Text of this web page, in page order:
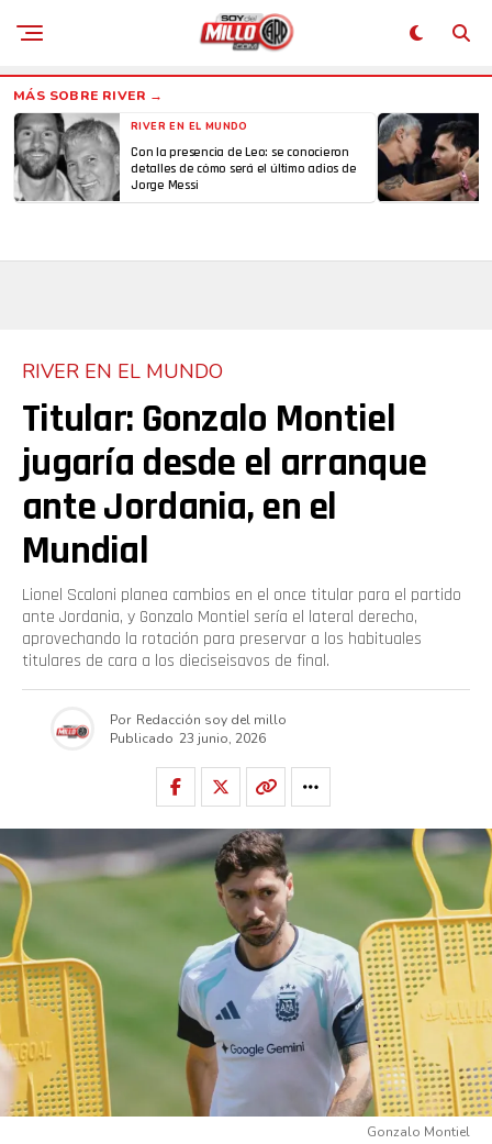
RIVER EN EL MUNDO
Con la presencia de Leo: se conocieron
detalles de cómo será el último adios de
Jorge Messi
RIVER EN EL MUNDO
Titular: Gonzalo Montiel
jugaría desde el arranque
ante Jordania, en el
Mundial
Lionel Scaloni planea cambios en el once titular para el partido
ante Jordania, y Gonzalo Montiel sería el lateral derecho,
aprovechando la rotación para preservar a los habituales
titulares de cara a los dieciseisavos de final.
Por Redacción soy del millo
Publicado 23 junio, 2026
Gonzalo Montiel